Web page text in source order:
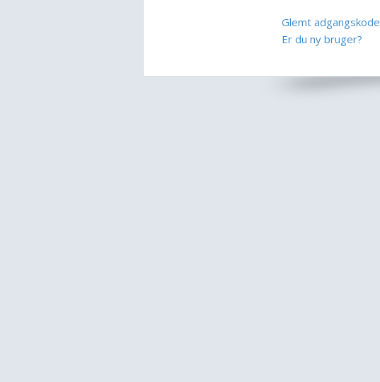
Glemt adgangskode
Er du ny bruger?